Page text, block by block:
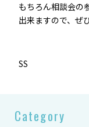
もちろん相談会の
出来ますので、ぜ
SS
Category